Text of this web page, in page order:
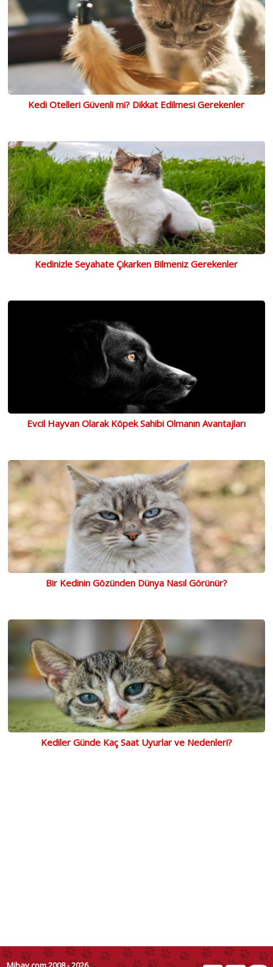
Kedi Otelleri Güvenli mi? Dikkat Edilmesi Gerekenler
Kedinizle Seyahate Çıkarken Bilmeniz Gerekenler
Evcil Hayvan Olarak Köpek Sahibi Olmanın Avantajları
Bir Kedinin Gözünden Dünya Nasıl Görünür?
Kediler Günde Kaç Saat Uyurlar ve Nedenleri?